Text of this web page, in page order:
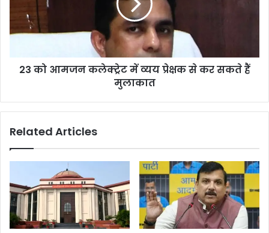
प्रेक्षक
सकते23 को आमजन कलेक्ट्रेट में व्यय प्रेक्षक से कर सकते हैं
मुलाकात
Related Articles